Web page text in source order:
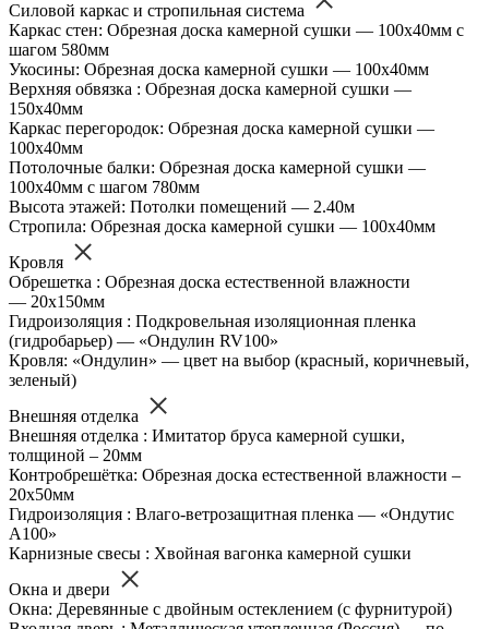
Силовой каркас и стропильная система
Каркас стен: Обрезная доска камерной сушки — 100х40мм с
шагом 580мм
Укосины: Обрезная доска камерной сушки — 100х40мм
Верхняя обвязка : Обрезная доска камерной сушки —
150х40мм
Каркас перегородок: Обрезная доска камерной сушки —
100х40мм
Потолочные балки: Обрезная доска камерной сушки —
100х40мм с шагом 780мм
Высота этажей: Потолки помещений — 2.40м
Стропила: Обрезная доска камерной сушки — 100х40мм
Кровля
Обрешетка : Обрезная доска естественной влажности
— 20х150мм
Гидроизоляция : Подкровельная изоляционная пленка
(гидробарьер) — «Ондулин RV100»
Кровля: «Ондулин» — цвет на выбор (красный, коричневый,
зеленый)
Внешняя отделка
Внешняя отделка : Имитатор бруса камерной сушки,
толщиной – 20мм
Контробрешётка: Обрезная доска естественной влажности –
20х50мм
Гидроизоляция : Влаго-ветрозащитная пленка — «Ондутис
А100»
Карнизные свесы : Хвойная вагонка камерной сушки
Окна и двери
Окна: Деревянные с двойным остеклением (с фурнитурой)